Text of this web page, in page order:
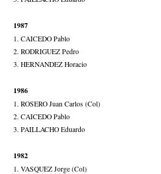
1987
1. CAICEDO Pablo
2. RODRIGUEZ Pedro
3. HERNANDEZ Horacio
1986
1. ROSERO Juan Carlos (Col)
2. CAICEDO Pablo
3. PAILLACHO Eduardo
1982
1. VASQUEZ Jorge (Col)